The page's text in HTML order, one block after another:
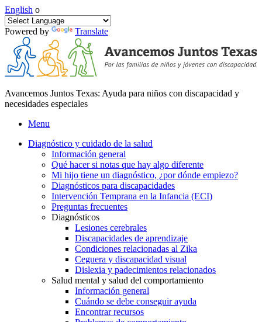
English o
Powered by Translate
Avancemos Juntos Texas: Ayuda para niños con discapacidad y
necesidades especiales
Menu
Diagnóstico y cuidado de la salud
Información general
Qué hacer si notas que hay algo diferente
Mi hijo tiene un diagnóstico, ¿por dónde empiezo?
Diagnósticos para discapacidades
Intervención Temprana en la Infancia (ECI)
Preguntas frecuentes
Diagnósticos
Lesiones cerebrales
Discapacidades de aprendizaje
Condiciones relacionadas al Zika
Ceguera y discapacidad visual
Dislexia y padecimientos relacionados
Salud mental y salud del comportamiento
Información general
Cuándo se debe conseguir ayuda
Encontrar recursos